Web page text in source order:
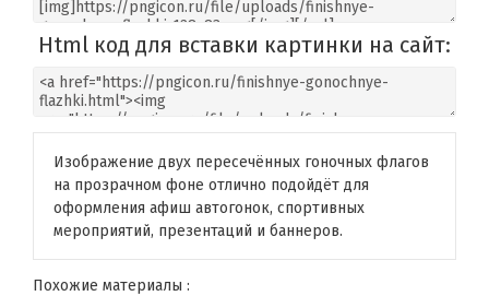
Html код для вставки картинки на сайт:
Изображение двух пересечённых гоночных флагов
на прозрачном фоне отлично подойдёт для
оформления афиш автогонок, спортивных
мероприятий, презентаций и баннеров.
Похожие материалы :